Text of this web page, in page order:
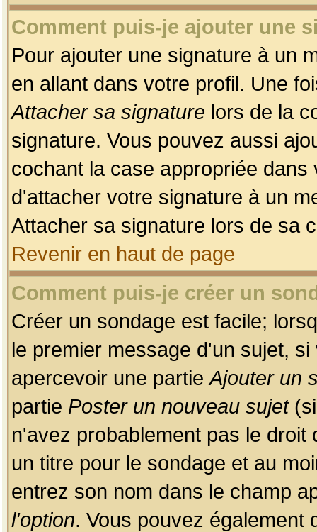
Comment puis-je ajouter une
Pour ajouter une signature à un
en allant dans votre profil. Une
Attacher sa signature lors de la
signature. Vous pouvez aussi
cochant la case appropriée
d'attacher votre signature à un
Attacher sa signature lors de sa
Revenir en haut de page
Comment puis-je créer un
Créer un sondage est facile;
le premier message d'un sujet,
apercevoir une partieAjouter un
partie Poster un nouveau sujet(si
n'avez probablement pas le
un titre pour le sondage et au
entrez son nom dans le champ
l'option. Vous pouvez également